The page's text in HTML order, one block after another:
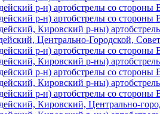
р-н) артобстрелы со
р-н) артобстрелы со
Кировский р-ны)
Центрально-Городской,
р-н) артобстрелы со
Кировский р-ны)
р-н) артобстрелы со
Кировский р-ны)
р-н) артобстрелы со
Кировский, Центрально-